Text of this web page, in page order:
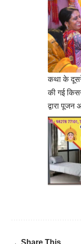
कथा के
की गई
द्वारा पूजन
Share This